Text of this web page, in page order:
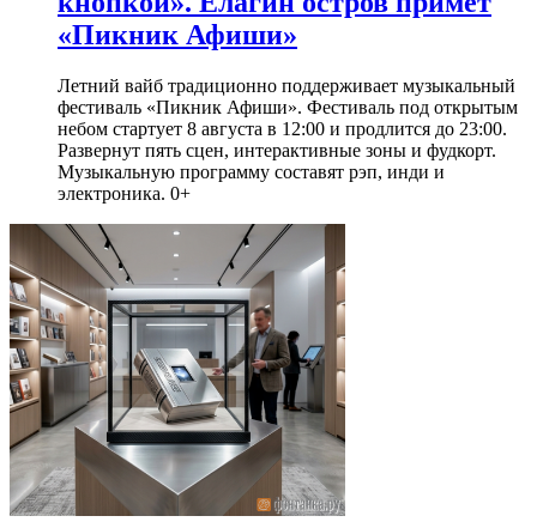
«Пикник Афиши»
Летний вайб традиционно поддерживает музыкальный
фестиваль «Пикник Афиши». Фестиваль под открытым
небом стартует 8 августа в 12:00 и продлится до 23:00.
Развернут пять сцен, интерактивные зоны и фудкорт.
Музыкальную программу составят рэп, инди и
электроника. 0+